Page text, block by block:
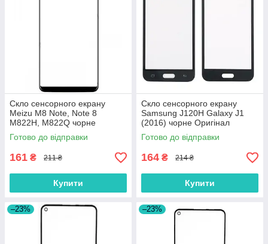
Скло сенсорного екрану
Meizu M8 Note, Note 8
M822H, M822Q чорне
Оригінал
Готово до відправки
161 ₴ 211 ₴
Купити
Скло сенсорного екрану
Samsung J120H Galaxy J1
(2016) чорне Оригінал
Готово до відправки
164 ₴ 214 ₴
Купити
–23% –23%